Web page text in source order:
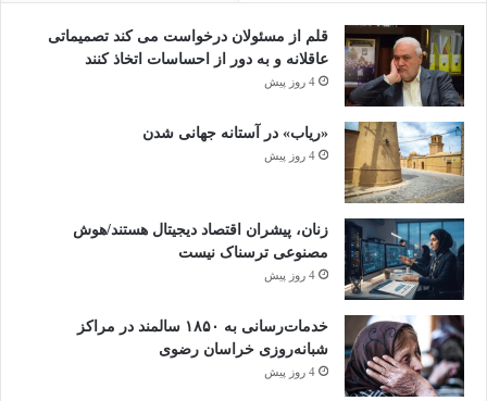
قلم از مسئولان درخواست می کند تصمیماتی
عاقلانه و به دور از احساسات اتخاذ کنند
4 روز پیش
«ریاب» در آستانه جهانی شدن
4 روز پیش
زنان، پیشران اقتصاد دیجیتال هستند/هوش
مصنوعی ترسناک نیست
4 روز پیش
خدمات‌رسانی به ۱۸۵۰ سالمند در مراکز
شبانه‌روزی خراسان رضوی
4 روز پیش